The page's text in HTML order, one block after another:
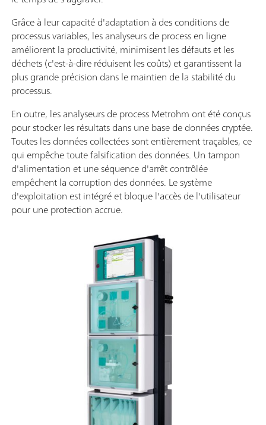
Grâce à leur capacité d'adaptation à des conditions de
processus variables, les analyseurs de process en ligne
améliorent la productivité, minimisent les défauts et les
déchets (c'est-à-dire réduisent les coûts) et garantissent la
plus grande précision dans le maintien de la stabilité du
processus.
En outre, les analyseurs de process Metrohm ont été conçus
pour stocker les résultats dans une base de données cryptée.
Toutes les données collectées sont entièrement traçables, ce
qui empêche toute falsification des données. Un tampon
d'alimentation et une séquence d'arrêt contrôlée
empêchent la corruption des données. Le système
d'exploitation est intégré et bloque l'accès de l'utilisateur
pour une protection accrue.